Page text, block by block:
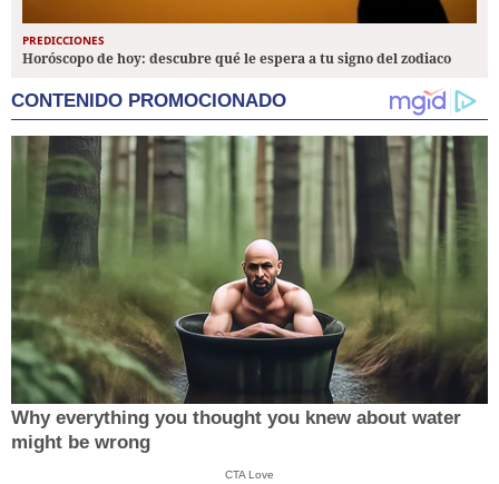
PREDICCIONES
Horóscopo de hoy: descubre qué le espera a tu signo del zodiaco
CONTENIDO PROMOCIONADO
Why everything you thought you knew about water
might be wrong
CTA Love